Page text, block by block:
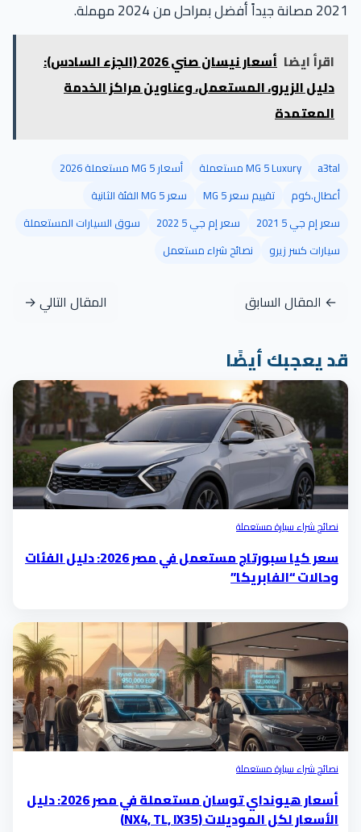
2021 مصانة جيداً أفضل بمراحل من 2024 مهملة.
اقرأ ايضا
أسعار نيسان صني 2026 (الجزء السادس):
دليل الزيرو، المستعمل، وعناوين مراكز الخدمة
المعتمدة
a3tal MG 5 Luxury مستعملة
أسعار MG 5 مستعملة 2026
أعطال.كوم
تقييم سعر MG 5
سعر MG 5 الفئة الثانية
سعر إم جي 5 2021
سعر إم جي 5 2022
سوق السيارات المستعملة
سيارات كسر زيرو
نصائح شراء مستعمل
← المقال السابق المقال التالي →
قد يعجبك أيضًا
نصائح شراء سيارة مستعملة
سعر كيا سبورتاج مستعمل في مصر 2026: دليل الفئات
وحالات “الفابريكا”
نصائح شراء سيارة مستعملة
أسعار هيونداي توسان مستعملة في مصر 2026: دليل
الأسعار لكل الموديلات (NX4, TL, IX35)